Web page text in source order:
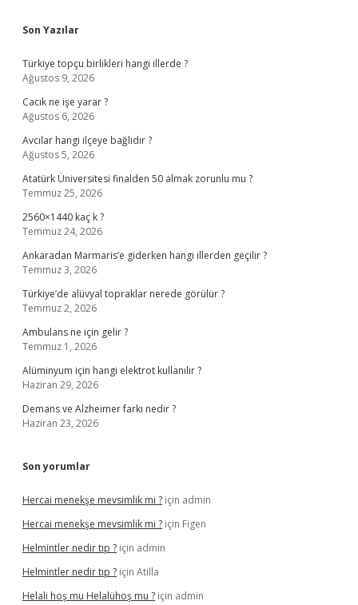
Sidebar
Son Yazılar
Türkiye topçu birlikleri hangi illerde ?
Ağustos 9, 2026
Cacık ne işe yarar ?
Ağustos 6, 2026
Avcılar hangi ilçeye bağlıdır ?
Ağustos 5, 2026
Atatürk Üniversitesi finalden 50 almak zorunlu mu ?
Temmuz 25, 2026
2560×1440 kaç k ?
Temmuz 24, 2026
Ankaradan Marmaris’e giderken hangi illerden geçilir ?
Temmuz 3, 2026
Türkiye’de alüvyal topraklar nerede görülür ?
Temmuz 2, 2026
Ambulans ne için gelir ?
Temmuz 1, 2026
Alüminyum için hangi elektrot kullanılır ?
Haziran 29, 2026
Demans ve Alzheimer farkı nedir ?
Haziran 23, 2026
Son yorumlar
Hercai menekşe mevsimlik mi ? için admin
Hercai menekşe mevsimlik mi ? için Figen
Helmintler nedir tıp ? için admin
Helmintler nedir tıp ? için Atilla
Helali hoş mu Helalühoş mu ? için admin